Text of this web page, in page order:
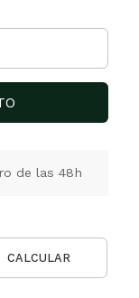
de las 48h
CALCULAR